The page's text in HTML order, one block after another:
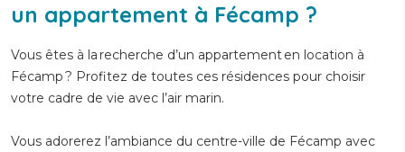
un appartement à Fécamp ?
Vous êtes à la recherche d’un appartement en location à
Fécamp ? Profitez de toutes ces résidences pour choisir
votre cadre de vie avec l’air marin.
Vous adorerez l’ambiance du centre-ville de Fécamp avec